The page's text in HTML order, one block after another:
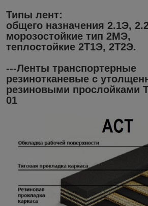
Типы лент:
общего назначения 2.1Э,
морозостойкие тип 2МЭ,
теплостойкие 2Т1Э, 2Т2Э.
---Ленты транспортерные
резинотканевые с
резиновыми прослойками
01